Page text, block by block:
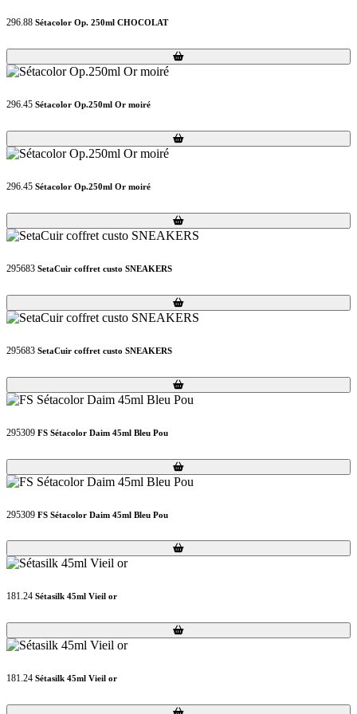
296.88 Sétacolor Op. 250ml CHOCOLAT
Loading...
Loading...
296.45 Sétacolor Op.250ml Or moiré
Loading...
Loading...
296.45 Sétacolor Op.250ml Or moiré
Loading...
Loading...
295683 SetaCuir coffret custo SNEAKERS
Loading...
Loading...
295683 SetaCuir coffret custo SNEAKERS
Loading...
Loading...
295309 FS Sétacolor Daim 45ml Bleu Pou
Loading...
Loading...
295309 FS Sétacolor Daim 45ml Bleu Pou
Loading...
Loading...
181.24 Sétasilk 45ml Vieil or
Loading...
Loading...
181.24 Sétasilk 45ml Vieil or
Loading...
Loading...